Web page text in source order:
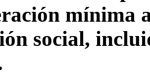
mínima
social,